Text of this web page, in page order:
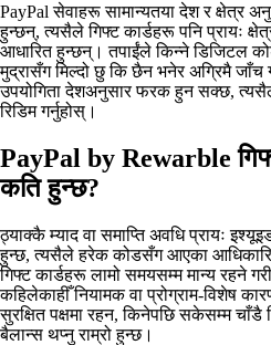
PayPal सेवाहरू सामान्यतया देश र क्षेत्र
हुन्छन्, त्यसैले गिफ्ट कार्डहरू पनि प्रायः
आधारित हुन्छन्। तपाईंले किन्ने डिजिटल
मुद्रासँग मिल्दो छु कि छैन भनेर अग्रिमै जाँच
उपयोगिता देशअनुसार फरक हुन सक्छ,
रिडिम गर्नुहोस्।
PayPal by Rewarble
कति हुन्छ?
ठ्याक्कै म्याद वा समाप्ति अवधि प्रायः इश्यूइङ
हुन्छ, त्यसैले हरेक कोडसँग आएका
गिफ्ट कार्डहरू लामो समयसम्म मान्य रहने
कहिलेकाहीँ नियामक वा प्रोग्राम‑विशेष
सुरक्षित पक्षमा रहन, किनेपछि सकेसम्म चाँडै
बैलान्स थप्नु राम्रो हुन्छ।